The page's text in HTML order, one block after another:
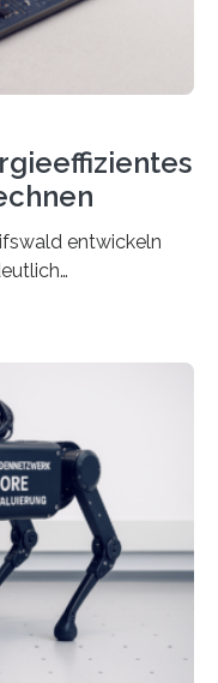
entwickeln
Gehirn. Die
vor
Silizium-
Sie verbrauchen
Datenübertragung
Da KI-Modelle
an neuen